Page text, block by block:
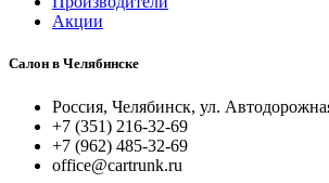
Акции
Салон в Челябинске
Россия, Челябинск, ул.
+7 (351) 216-32-69
+7 (962) 485-32-69
office@cartrunk.ru